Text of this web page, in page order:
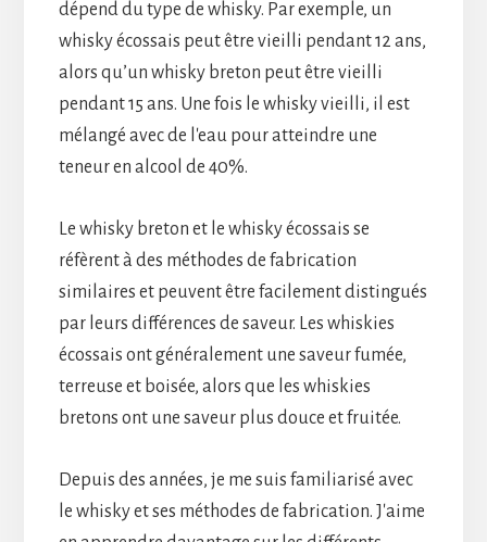
dépend du type de whisky. Par exemple, un
whisky écossais peut être vieilli pendant 12 ans,
alors qu’un whisky breton peut être vieilli
pendant 15 ans. Une fois le whisky vieilli, il est
mélangé avec de l'eau pour atteindre une
teneur en alcool de 40%.
Le whisky breton et le whisky écossais se
réfèrent à des méthodes de fabrication
similaires et peuvent être facilement distingués
par leurs différences de saveur. Les whiskies
écossais ont généralement une saveur fumée,
terreuse et boisée, alors que les whiskies
bretons ont une saveur plus douce et fruitée.
Depuis des années, je me suis familiarisé avec
le whisky et ses méthodes de fabrication. J'aime